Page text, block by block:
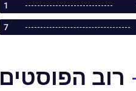
1
7
רוב הפוסטים